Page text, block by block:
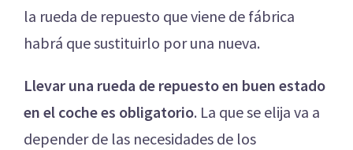
la rueda de repuesto que viene de fábrica
habrá que sustituirlo por una nueva.
Llevar una rueda de repuesto en buen estado
en el coche es obligatorio. La que se elija va a
depender de las necesidades de los